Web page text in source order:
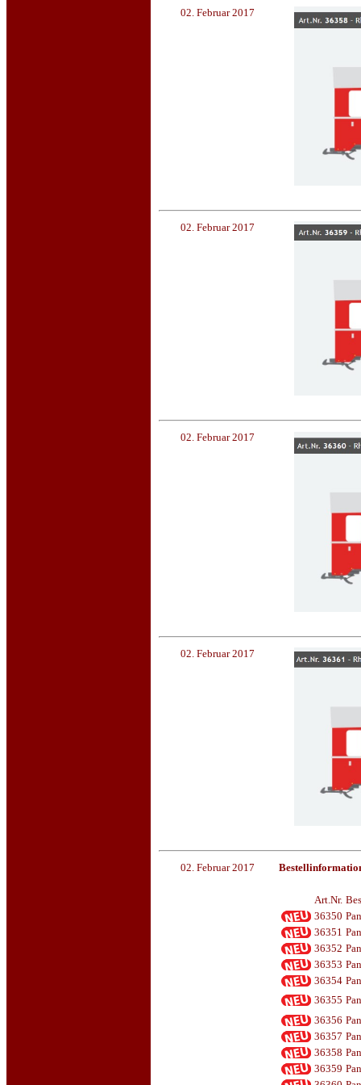
02. Februar 2017
02. Februar 2017
02. Februar 2017
02. Februar 2017
02. Februar 2017
Art.Nr.
36350
36351
36352
36353
36354
36355
36356
36357
36358
36359